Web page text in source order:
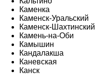
Каменка
Каменск-Уральский
Каменск-Шахтинский
Камень-на-Оби
Камышин
Кандалакша
Каневская
Канск